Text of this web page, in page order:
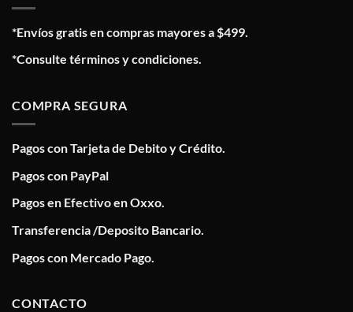
*Envíos gratis en compras mayores a $499.
*Consulte términos y condiciones.
COMPRA SEGURA
Pagos con Tarjeta de Debito y Crédito.
Pagos con PayPal
Pagos en Efectivo en Oxxo.
Transferencia /Deposito Bancario.
Pagos con Mercado Pago.
CONTACTO